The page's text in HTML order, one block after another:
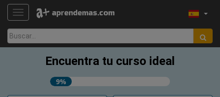
TOGGLE NAVIGATION
Buscar:
Encuentra tu curso ideal
9%